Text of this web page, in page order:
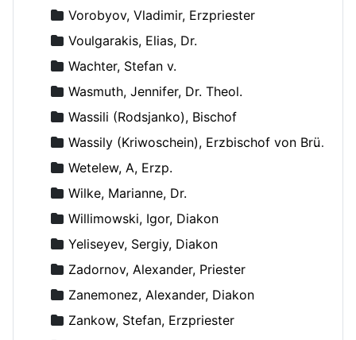
Vorobyov, Vladimir, Erzpriester
Voulgarakis, Elias, Dr.
Wachter, Stefan v.
Wasmuth, Jennifer, Dr. Theol.
Wassili (Rodsjanko), Bischof
Wassily (Kriwoschein), Erzbischof von Brüssel
Wetelew, A, Erzp.
Wilke, Marianne, Dr.
Willimowski, Igor, Diakon
Yeliseyev, Sergiy, Diakon
Zadornov, Alexander, Priester
Zanemonez, Alexander, Diakon
Zankow, Stefan, Erzpriester